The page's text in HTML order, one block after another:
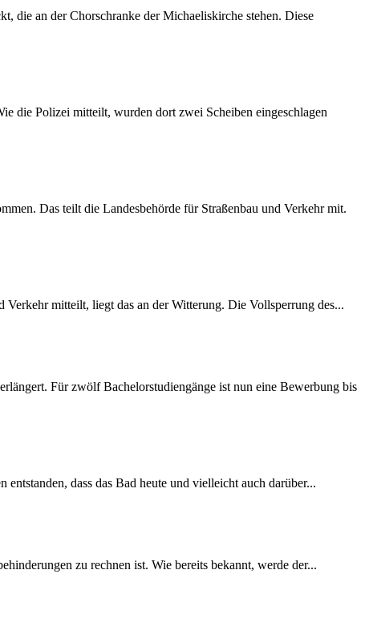
die an der Chorschranke der Michaeliskirche stehen. Diese
die Polizei mitteilt, wurden dort zwei Scheiben eingeschlagen
Das teilt die Landesbehörde für Straßenbau und Verkehr mit.
mitteilt, liegt das an der Witterung. Die Vollsperrung des...
Für zwölf Bachelorstudiengänge ist nun eine Bewerbung bis
dass das Bad heute und vielleicht auch darüber...
zu rechnen ist. Wie bereits bekannt, werde der...